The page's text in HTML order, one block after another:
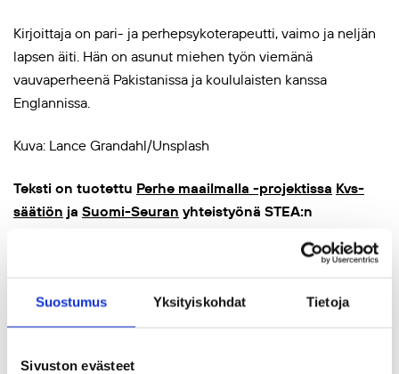
Suostumus Yksityiskohdat Tietoja
Sivuston evästeet
Kirjoittaja on pari- ja perhepsykoterapeutti, vaimo ja neljän
lapsen äiti. Hän on asunut miehen työn viemänä
vauvaperheenä Pakistanissa ja koululaisten kanssa
Englannissa.
Kuva: Lance Grandahl/Unsplash
Teksti on tuotettu Perhe maailmalla -projektissa Kvs-
säätiön ja Suomi-Seuran yhteistyönä STEA:n
Jaa artikkeli